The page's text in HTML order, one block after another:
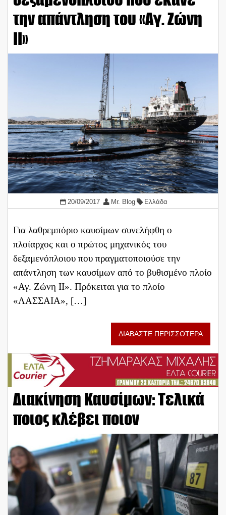
την απάντληση του «Αγ. Ζώνη
ΙΙ»
20/09/2017 Mr. Blog Ελλάδα
Για λαθρεμπόριο καυσίμων συνελήφθη ο
πλοίαρχος και ο πρώτος μηχανικός του
δεξαμενόπλοιου που πραγματοποιούσε την
απάντληση των καυσίμων από το βυθισμένο πλοίο
«Αγ. Ζώνη ΙΙ». Πρόκειται για το πλοίο
«ΛΑΣΣΑΙΑ», […]
ΔΙΑΒΑΣΤΕ ΠΕΡΙΣΣΟΤΕΡΑ
Διακίνηση Καυσίμων: Τελικά
ποιος κλέβει ποιον